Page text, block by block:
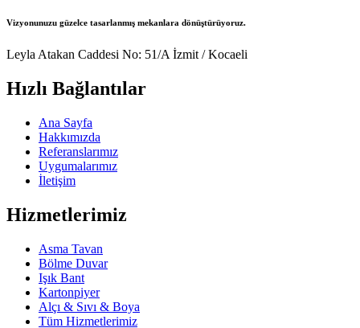
Vizyonunuzu güzelce tasarlanmış mekanlara dönüştürüyoruz.
Leyla Atakan Caddesi No: 51/A İzmit / Kocaeli
Hızlı Bağlantılar
Ana Sayfa
Hakkımızda
Referanslarımız
Uygumalarımız
İletişim
Hizmetlerimiz
Asma Tavan
Bölme Duvar
Işık Bant
Kartonpiyer
Alçı & Sıvı & Boya
Tüm Hizmetlerimiz